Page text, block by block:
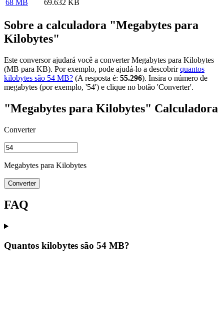
68 MB 69.632 KB
Sobre a calculadora "Megabytes para
Kilobytes"
Este conversor ajudará você a converter Megabytes para Kilobytes
(MB para KB). Por exemplo, pode ajudá-lo a descobrirquantos
kilobytes são 54 MB? (A resposta é: 55.296). Insira o número de
megabytes (por exemplo, '54') e clique no botão 'Converter'.
"Megabytes para Kilobytes" Calculadora
Converter
Megabytes para Kilobytes
Converter
FAQ
Quantos kilobytes são 54 MB?